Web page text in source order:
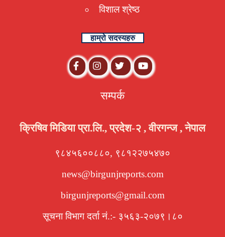
विशाल श्रेष्ठ
हाम्रो सदस्यहरु
सम्पर्क
क्रिषिव मिडिया प्रा.लि., प्रदेश-२ , वीरगन्ज , नेपाल
९८४५६००८८०, ९८१२२७५४७०
news@birgunjreports.com
birgunjreports@gmail.com
सूचना विभाग दर्ता नं.:- ३५६३-२०७९।८०